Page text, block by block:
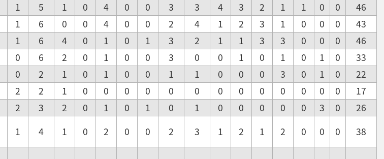
1 5 1 0 4 0 0 3 3 4 3 2 1 1 0 0
46
1 6 0 0 4 0 0 2 4 1 2 3 1 0 0 0
43
1 6 4 0 1 0 1 3 2 1 1 3 3 0 0 0
46
0 6 2 0 1 0 0 3 0 0 1 0 1 0 1 0
33
0 2 1 0 1 0 0 1 1 0 0 0 3 0 1 0
22
2 2 1 0 0 0 0 0 0 0 0 0 0 0 0 0
17
2 3 2 0 1 0 1 0 1 0 0 0 0 0 3 0
26
1 4 1 0 2 0 0 2 3 1 2 1 2 0 0 0
38